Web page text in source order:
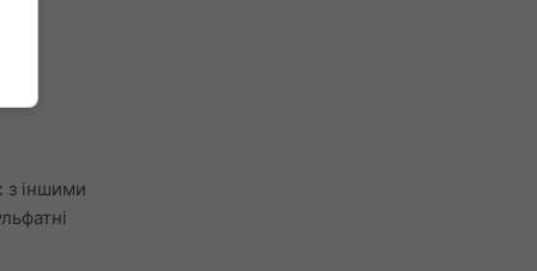
з іншими